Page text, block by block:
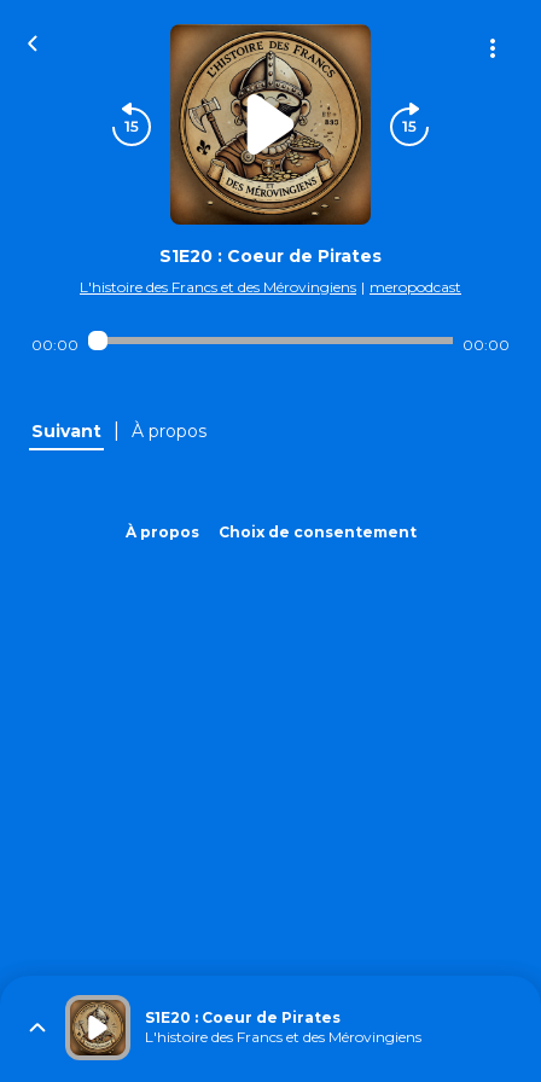
S1E20 : Coeur de Pirates
L'histoire des Francs et des Mérovingiens | meropodcast
00:00 00:00
Suivant À propos
À propos Choix de consentement
S1E20 : Coeur de Pirates
L'histoire des Francs et des Mérovingiens